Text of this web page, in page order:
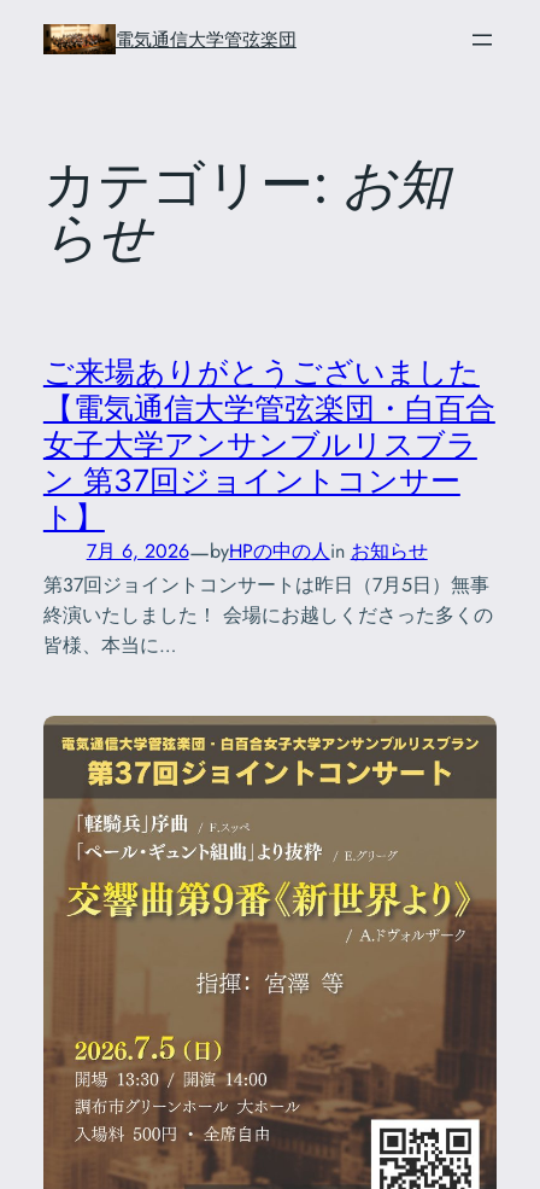
電気通信大学管弦楽団
カテゴリー: お知
らせ
ご来場ありがとうございました
【電気通信大学管弦楽団・白百合
女子大学アンサンブルリスブラ
ン 第37回ジョイントコンサー
ト】
7月 6, 2026—byHPの中の人in お知らせ
第37回ジョイントコンサートは昨日（7月5日）無事
終演いたしました！ 会場にお越しくださった多くの
皆様、本当に…